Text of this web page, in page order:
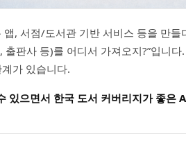
, 서점/도서관 기반 서비스 등을 만들
출판사 등)를 어디서 가져오지?”입니
가 있습니다.
있으면서 한국 도서 커버리지가 좋은